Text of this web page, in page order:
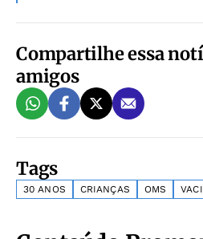
Compartilhe essa
amigos
Tags
30 ANOS CRIANÇAS OMS